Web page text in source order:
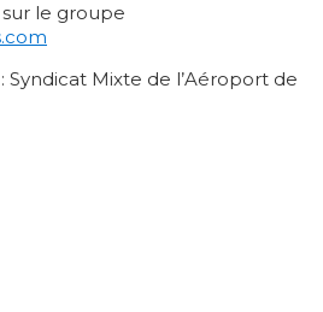
le groupe
: Syndicat Mixte de l’Aéroport de